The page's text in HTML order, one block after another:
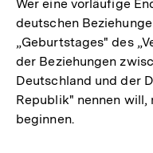
Wer eine vorläufige
deutschen
„Geburtstages" des
der Beziehungen
Deutschland und der
Republik" nennen
beginnen.